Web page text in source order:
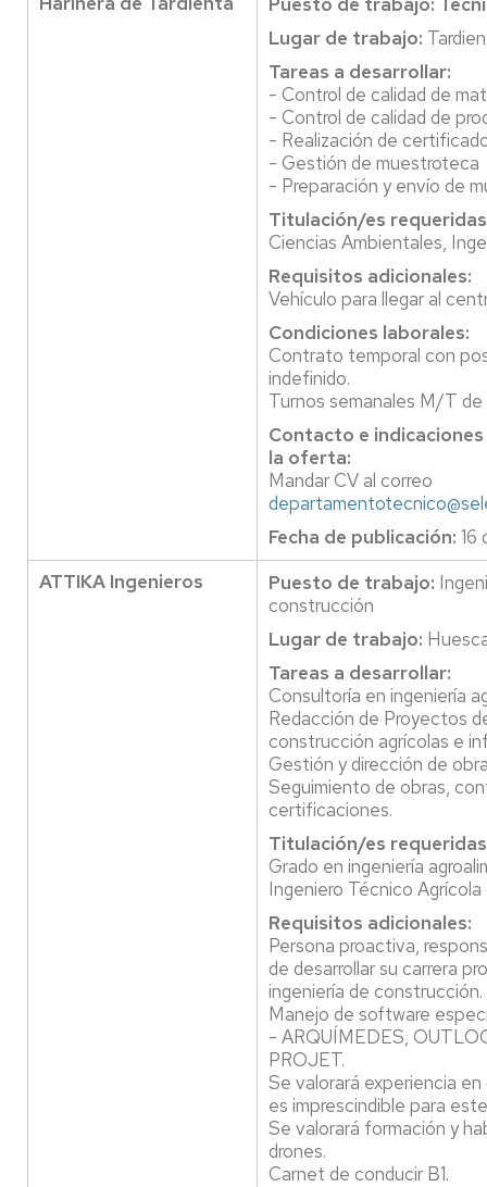
Lugar de trabajo:
Tareas a desarrollar:
- Control de calidad de
- Control de calidad de
- Realización de
- Gestión de muestroteca
- Preparación y envío de
Titulación/es
Ciencias Ambientales,
Requisitos adicionales:
Vehículo para llegar al
Condiciones laborales:
Contrato temporal con
indefinido.
Turnos semanales M/T de
Contacto e
la oferta:
Mandar CV al correo
Fecha de publicación: 16
ATTIKA Ingenieros
Puesto de trabajo:
construcción
Lugar de trabajo:
Tareas a desarrollar:
Consultoría en ingeniería
Redacción de Proyectos
construcción agrícolas e
Gestión y dirección de
Seguimiento de obras,
certificaciones.
Titulación/es
Grado en ingeniería
Ingeniero Técnico
Requisitos adicionales:
Persona proactiva,
de desarrollar su carrera
ingeniería de construcción.
Manejo de software
- ARQUÍMEDES,
PROJET.
Se valorará experiencia
es imprescindible para
Se valorará formación y
drones.
Carnet de conducir B1.